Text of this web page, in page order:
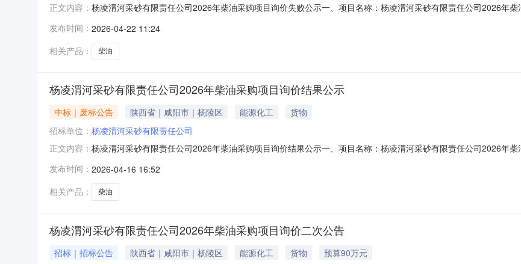
正文内容： 杨凌渭河采砂有限责任公司2026年柴油采购项目询价失败公示一、项目名称：杨凌渭河采砂有限责任公司2026年
砂有限责任公司2026年4月22日
发布时间： 2026-04-22 11:24
相关产品：
柴油
杨凌渭河采砂有限责任公司2026年柴油采购项目询价结果公示
中标｜废标公告 陕西省｜咸阳市｜杨陵区 能源化工
货物
招标单位： 杨凌渭河采砂有限责任公司
正文内容： 杨凌渭河采砂有限责任公司2026年柴油采购项目询价结果公示一、项目名称：杨凌渭河采砂有限责任公司2026年
发布时间： 2026-04-16 16:52
相关产品：
柴油
杨凌渭河采砂有限责任公司2026年柴油采购项目询价二次公告
招标｜招标公告 陕西省｜咸阳市｜杨陵区 能源化工 货物
预算90万元